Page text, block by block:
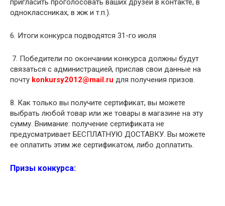
пригласить проголосовать ваших друзей в контакте, в
одноклассниках, в жж и т.п.).
6. Итоги конкурса подводятся 31-го июля
7. Победители по окончании конкурса должны будут
связаться с администрацией, прислав свои данные на
почту konkursy2012@mail.ru для получения призов.
8. Как только вы получите сертификат, вы можете
выбрать любой товар или же товары в магазине на эту
сумму. Внимание: получение сертификата не
предусматривает БЕСПЛАТНУЮ ДОСТАВКУ. Вы можете
ее оплатить этим же сертификатом, либо доплатить.
Призы конкурса: